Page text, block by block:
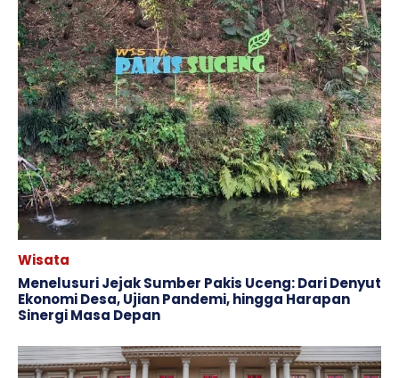
Wisata
Menelusuri Jejak Sumber Pakis Uceng: Dari Denyut
Ekonomi Desa, Ujian Pandemi, hingga Harapan
Sinergi Masa Depan